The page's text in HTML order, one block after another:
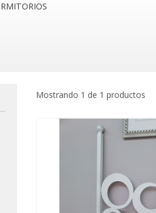
Mostrando 1 de 1 productos